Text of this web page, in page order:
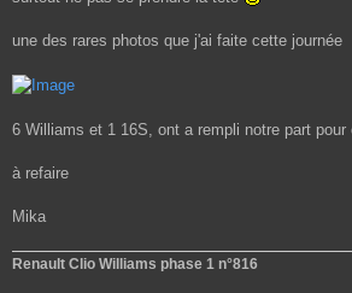
une des rares photos que j'ai faite cette journée
6 Williams et 1 16S, ont a rempli notre part
à refaire
Mika
Renault Clio Williams phase 1 n°816